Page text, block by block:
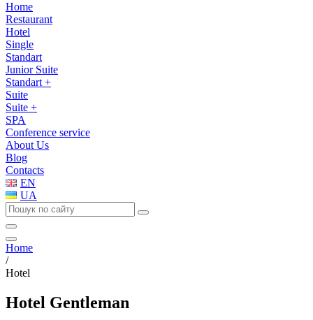
Home
Restaurant
Hotel
Single
Standart
Junior Suite
Standart +
Suite
Suite +
SPA
Conference service
About Us
Blog
Contacts
EN
UA
Home
/
Hotel
Hotel Gentleman